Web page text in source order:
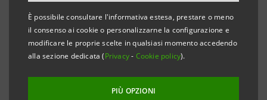
È possibile consultare l'informativa estesa, prestare o meno
il consenso ai cookie o personalizzarne la configurazione e
modificare le proprie scelte in qualsiasi momento accedendo
alla sezione dedicata (Privacy- Cookie policy).
PIÙ OPZIONI
della maggiore incertezza sul piano internazionale ed
interno, che continuerà a condizionarne la crescita
anche nel prossimo biennio (+1.6% media annua nel
• Nella prima parte del 2018, le esportazioni italiane di